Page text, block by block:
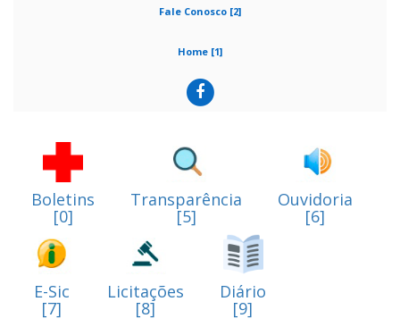
Fale Conosco [2]
Home [1]
Boletins
[0]
Transparência
[5]
Ouvidoria
[6]
E-Sic
[7]
Licitações
[8]
Diário
[9]